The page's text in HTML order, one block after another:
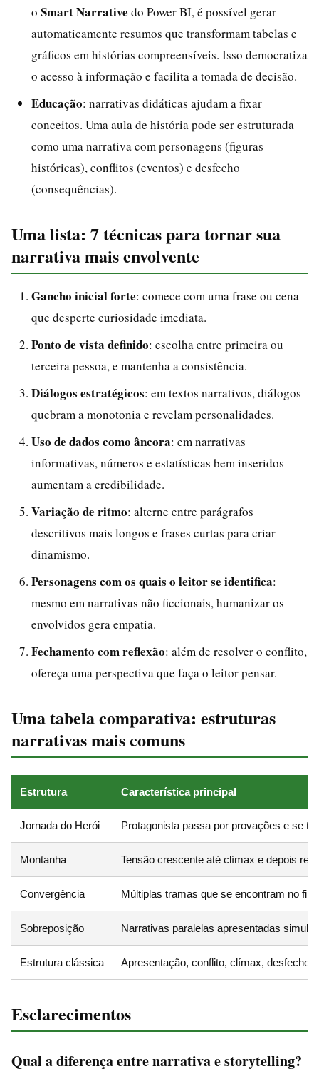
o Smart Narrative do Power BI, é possível gerar
automaticamente resumos que transformam tabelas e
gráficos em histórias compreensíveis. Isso democratiza
o acesso à informação e facilita a tomada de decisão.
Educação: narrativas didáticas ajudam a fixar
conceitos. Uma aula de história pode ser estruturada
como uma narrativa com personagens (figuras
históricas), conflitos (eventos) e desfecho
(consequências).
Uma lista: 7 técnicas para tornar sua
narrativa mais envolvente
Gancho inicial forte: comece com uma frase ou cena
que desperte curiosidade imediata.
Ponto de vista definido: escolha entre primeira ou
terceira pessoa, e mantenha a consistência.
Diálogos estratégicos: em textos narrativos, diálogos
quebram a monotonia e revelam personalidades.
Uso de dados como âncora: em narrativas
informativas, números e estatísticas bem inseridos
aumentam a credibilidade.
Variação de ritmo: alterne entre parágrafos
descritivos mais longos e frases curtas para criar
dinamismo.
Personagens com os quais o leitor se identifica:
mesmo em narrativas não ficcionais, humanizar os
envolvidos gera empatia.
Fechamento com reflexão: além de resolver o conflito,
ofereça uma perspectiva que faça o leitor pensar.
Uma tabela comparativa: estruturas
narrativas mais comuns
Estrutura Característica principal
Jornada do Herói Protagonista passa por provações e se
Montanha Tensão crescente até clímax e depois
Convergência Múltiplas tramas que se encontram no
Sobreposição Narrativas paralelas apresentadas
Estrutura clássica Apresentação, conflito, clímax, desfecho
Esclarecimentos
Qual a diferença entre narrativa e storytelling?